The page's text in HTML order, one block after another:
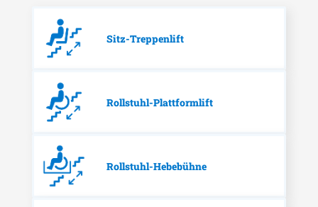
Sitz-Treppenlift
Rollstuhl-Plattformlift
Rollstuhl-Hebebühne